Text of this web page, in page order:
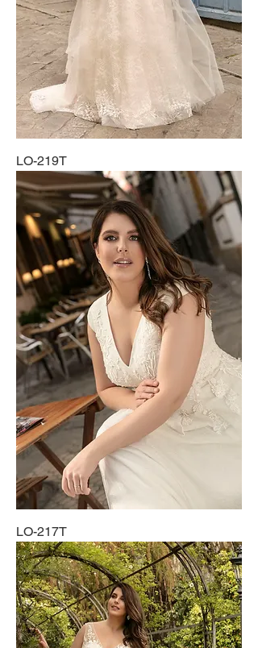
LO-219T
LO-217T